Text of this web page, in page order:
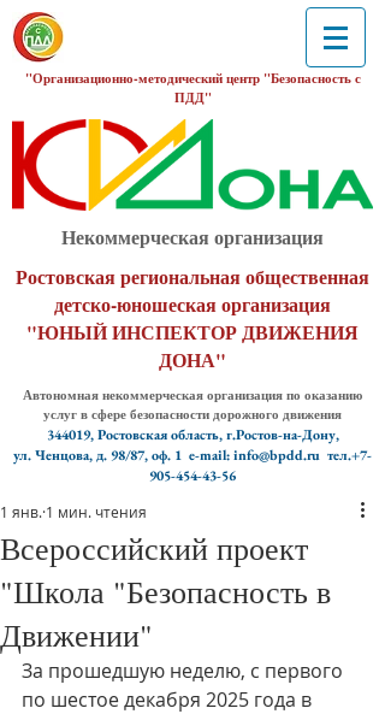
"Организационно-методический центр "Безопасность с
ПДД"
Некоммерческая организация
Ростовская региональная общественная
детско-юношеская организация
"ЮНЫЙ ИНСПЕКТОР ДВИЖЕНИЯ
ДОНА"
Автономная некоммерческая организация по оказанию
услуг в сфере безопасности дорожного движения
344019, Ростовская область, г.Ростов-на-Дону,
ул. Ченцова, д. 98/87, оф. 1 e-mail: info@bpdd.ru тел.+7-
905-454-43-56
Всероссийский проект
"Школа "Безопасность в
Движении"
1 янв. 1 мин. чтения
За прошедшую неделю, с первого
по шестое декабря 2025 года в